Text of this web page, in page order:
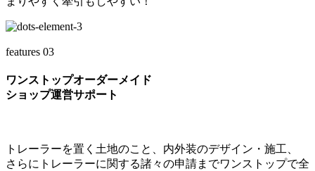
features 03
ワンストップオーダーメイド
ショップ運営サポート
トレーラーを置く土地のこと、内外装のデザイン・施工、
さらにトレーラーに関する諸々の申請までワンストップで全